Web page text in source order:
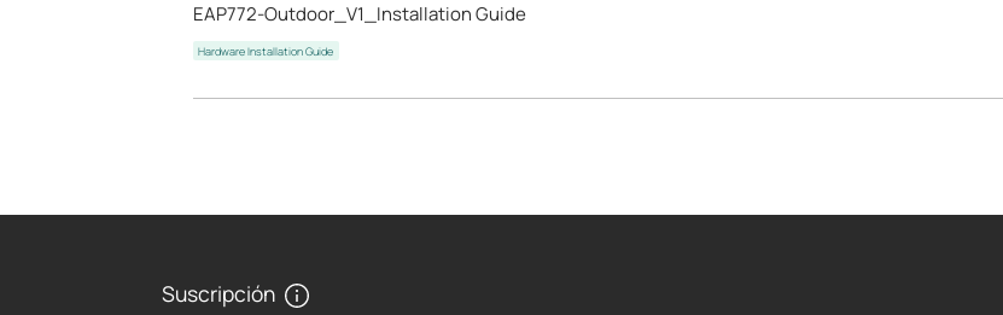
EAP772-Outdoor_V1_Installation Guide
Hardware Installation Guide
Suscripción